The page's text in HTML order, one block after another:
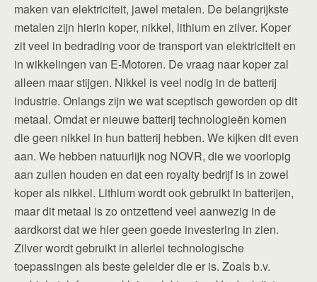
maken van elektriciteit, jawel metalen. De belangrijkste
metalen zijn hierin koper, nikkel, lithium en zilver. Koper
zit veel in bedrading voor de transport van elektriciteit en
in wikkelingen van E-Motoren. De vraag naar koper zal
alleen maar stijgen. Nikkel is veel nodig in de batterij
industrie. Onlangs zijn we wat sceptisch geworden op dit
metaal. Omdat er nieuwe batterij technologieën komen
die geen nikkel in hun batterij hebben. We kijken dit even
aan. We hebben natuurlijk nog NOVR, die we voorlopig
aan zullen houden en dat een royalty bedrijf is in zowel
koper als nikkel. Lithium wordt ook gebruikt in batterijen,
maar dit metaal is zo ontzettend veel aanwezig in de
aardkorst dat we hier geen goede investering in zien.
Zilver wordt gebruikt in allerlei technologische
toepassingen als beste geleider die er is. Zoals b.v.